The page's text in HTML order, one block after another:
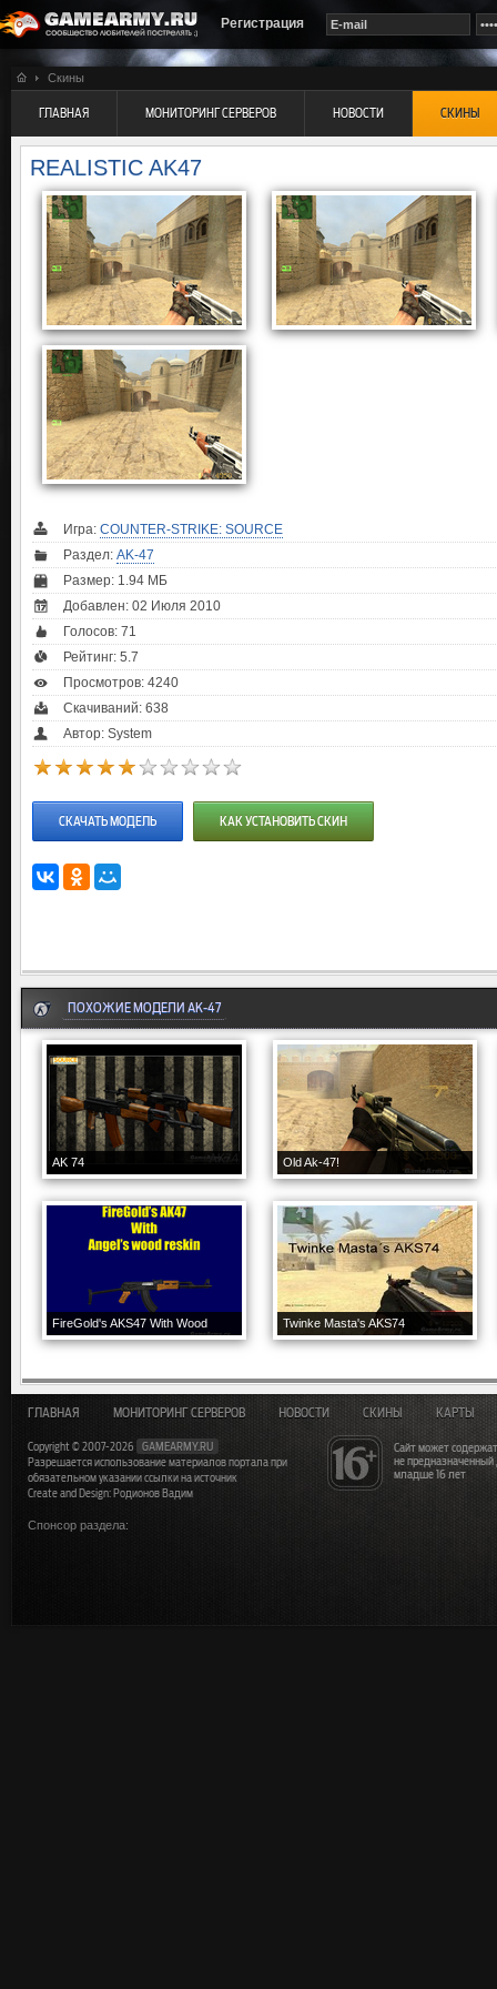
Регистрация
Скины
ГЛАВНАЯ МОНИТОРИНГ СЕРВЕРОВ НОВОСТИ СКИНЫ
REALISTIC AK47
Игра: COUNTER-STRIKE: SOURCE
Раздел: AK-47
Размер: 1.94 МБ
Добавлен: 02 Июля 2010
Голосов: 71
Рейтинг: 5.7
Просмотров: 4240
Скачиваний: 638
Автор: System
СКАЧАТЬ МОДЕЛЬ КАК УСТАНОВИТЬ СКИН
ПОХОЖИЕ МОДЕЛИ AK-47
AK 74 Old Ak-47!
FireGold's AKS47 With Wood Twinke Masta's AKS74
Сайт может
не
младше 16 лет
ГЛАВНАЯ МОНИТОРИНГ СЕРВЕРОВ НОВОСТИ СКИНЫ КАРТЫ
Copyright © 2007-2026
GAMEARMY.RU
Разрешается использование материалов портала при
обязательном указании ссылки на источник
Create and Design: Родионов Вадим
Спонсор раздела: